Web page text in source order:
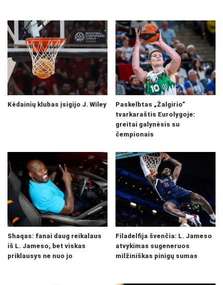
Kėdainių klubas įsigijo J. Wiley
Paskelbtas „Žalgirio“
tvarkaraštis Eurolygoje:
greitai galynėsis su
čempionais
Shaqas: fanai daug reikalaus
iš L. Jameso, bet viskas
priklausys ne nuo jo
Filadelfija švenčia: L. Jameso
atvykimas sugeneruos
milžiniškas pinigų sumas